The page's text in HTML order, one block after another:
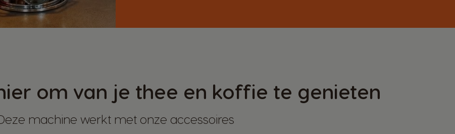
om van je thee en koffie te genieten
machine werkt met onze accessoires